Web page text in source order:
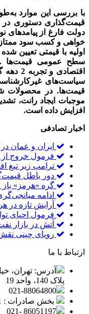
با بررسی این موارد
قیمت‌گذاری دستوری
دولت فارغ از
خواهی و کسب سود ممتاز
اولیه با قیمتی تعیین
سطح عمومی قیمت‌ها
سیاست‌های
قیمت‌ها. در محصولات
موجبات ایجاد رانت،
افزایش داده است.
اخبار تصادفی
ایران و عمان
فرمول خروج
ترامپ زیر تیغ
دور باطل
گره «هرمز»
ادامه
آرایش تازه در
فرمول احیای
آتش در بازار
رویای چینی
ارتباط با ما
آدرس: تهران،
پلاک 140، واحد 19
021-88064800
بخش صادرات : 8804211-021 (داخلی 212)
86051197 -021